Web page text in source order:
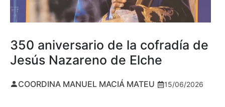
350 aniversario de la cofradía de
Jesús Nazareno de Elche
COORDINA MANUEL MACIÁ MATEU 15/06/2026